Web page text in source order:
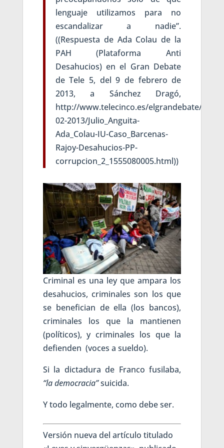
lenguaje utilizamos para no
escandalizar a nadie”.
((Respuesta de Ada Colau de la
PAH (Plataforma Anti
Desahucios) en el Gran Debate
de Tele 5, del 9 de febrero de
2013, a Sánchez Dragó,
http://www.telecinco.es/elgrandebate/
02-2013/Julio_Anguita-
Ada_Colau-IU-Caso_Barcenas-
Rajoy-Desahucios-PP-
corrupcion_2_1555080005.html))
Criminal es una ley que ampara los
desahucios, criminales son los que
se benefician de ella (los bancos),
criminales los que la mantienen
(políticos), y criminales los que la
defienden (voces a sueldo).
Si la dictadura de Franco fusilaba,
“la democracia”suicida.
Y todo legalmente, como debe ser.
Versión nueva del artículo titulado